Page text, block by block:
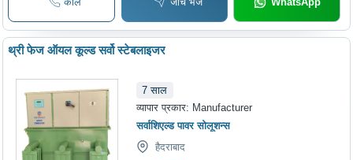
थ्री फेज ऑयल कूल्ड सर्वो स्टेबलाइजर
7 साल
व्यापार प्रकार: Manufacturer
सर्वाशिएल्ड पावर सोलूशन्स
हैदराबाद